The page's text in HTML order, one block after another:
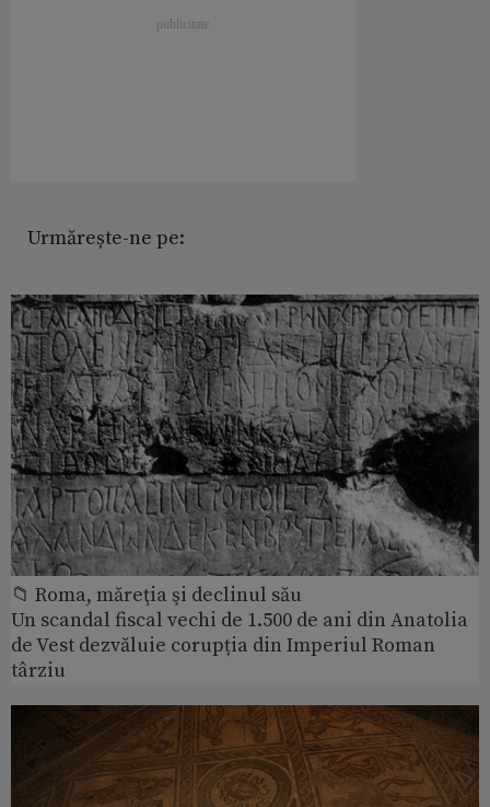
Urmărește-ne pe:
📁 Roma, măreţia şi declinul său
Un scandal fiscal vechi de 1.500 de ani din Anatolia
de Vest dezvăluie corupția din Imperiul Roman
târziu